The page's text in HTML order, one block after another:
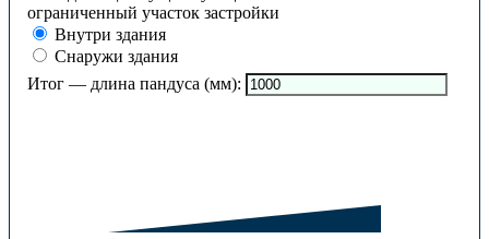
ограниченный участок застройки
Внутри здания
Снаружи здания
Итог — длина пандуса (мм):